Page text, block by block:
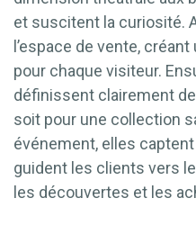
et suscitent la curiosité.
l’espace de vente,
pour chaque visiteur.
définissent clairement
soit pour une collection
événement, elles captent
guident les clients vers
les découvertes et les